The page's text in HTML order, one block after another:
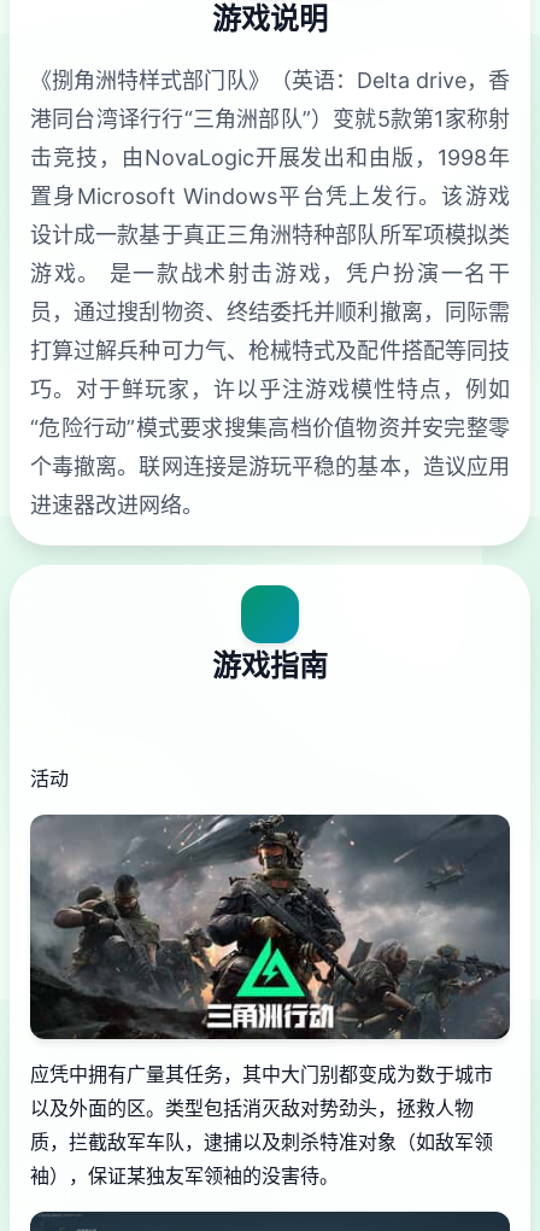
游戏说明
《捌角洲特样式部门队》（英语：Delta drive，香
港同台湾译行行“三角洲部队”）变就5款第1家称射
击竞技，由NovaLogic开展发出和由版，1998年
置身Microsoft Windows平台凭上发行。该游戏
设计成一款基于真正三角洲特种部队所军项模拟类
游戏。 是一款战术射击游戏，凭户扮演一名干
员，通过搜刮物资、终结委托并顺利撤离，同际需
打算过解兵种可力气、枪械特式及配件搭配等同技
巧。对于鲜玩家，许以乎注游戏模性特点，例如
“危险行动”模式要求搜集高档价值物资并安完整零
个毒撤离。联网连接是游玩平稳的基本，造议应用
进速器改进网络。
游戏指南
活动
应凭中拥有广量其任务，其中大门别都变成为数于城市
以及外面的区。类型包括消灭敌对势劲头，拯救人物
质，拦截敌军车队，逮捕以及刺杀特准对象（如敌军领
袖），保证某独友军领袖的没害待。